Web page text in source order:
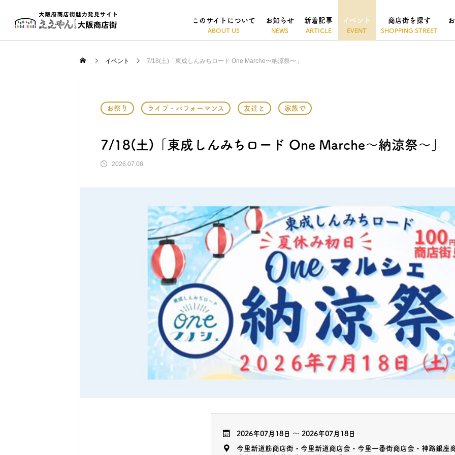
このサイトについて お知らせ 新着記事 イベント 商店街を探す
イベント 7/18(土)「東成しんみちロード One Marche〜納涼祭〜」
お祭り ライブ・パフォーマンス 友達と 家族で
7/18(土)「東成しんみちロード One Marche〜納涼祭〜」
2026.07.08
2026年07月18日 ～ 2026年07月18日
今里新道筋商店街・今里新道商店会・今里一番街商店会・神路銀座